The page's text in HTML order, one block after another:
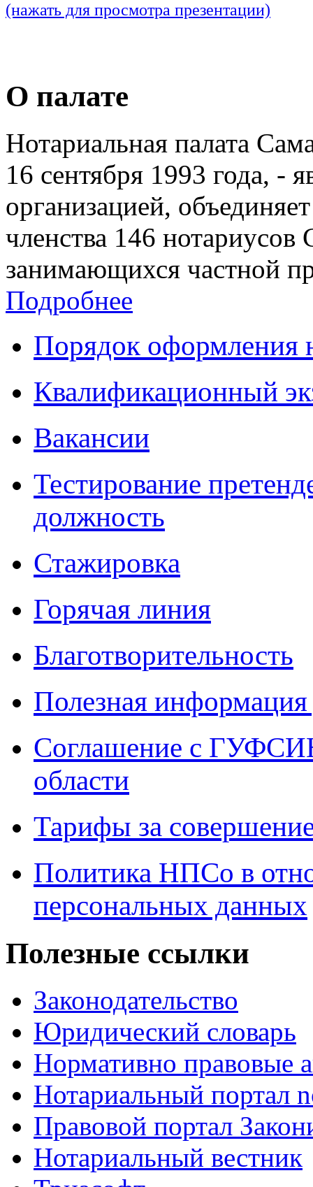
(нажать для просмотра презентации)
О палате
Нотариальная палата
16 сентября 1993 года, -
организацией,
членства 146 нотариусов
занимающихся частной
Подробнее
Порядок оформления
Квалификационный
Вакансии
Тестирование
должность
Стажировка
Горячая линия
Благотворительность
Полезная
Соглашение с
области
Тарифы за
Политика НПСо в
персональных данных
Полезные ссылки
Законодательство
Юридический словарь
Нормативно правовые
Нотариальный портал
Правовой портал
Нотариальный вестник